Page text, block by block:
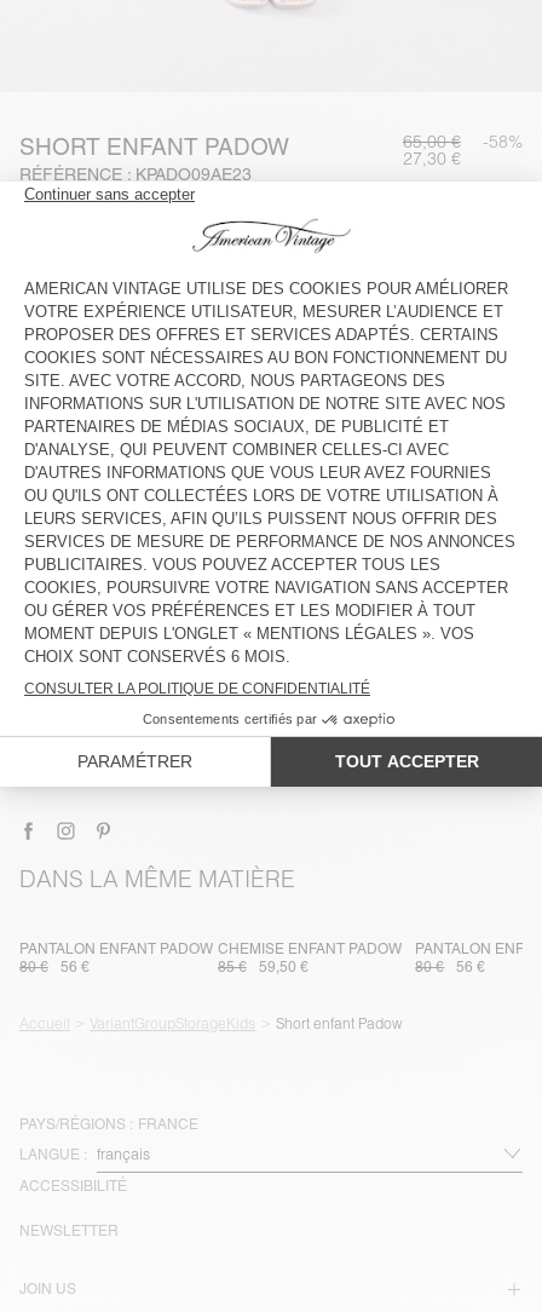
SHORT ENFANT PADOW
RÉFÉRENCE : KPADO09AE23
65,00 € -58%
27,30 €
3 5 7 9 11 13
GUIDE DES TAILLES
Livraison estiméeentre le mercredi 12 août et le vendredi 14
août
AJOUTER AU PANIER
DESCRIPTION
TAILLE ET COUPE
COMPOSITION
ENTRETIEN
TRAÇABILITÉ
DANS LA MÊME MATIÈRE
PANTALON ENFANT PADOW
80 €
56 €
CHEMISE ENFANT PADOW
85 €
59,50 €
PANTALON
80 €
56 €
Accueil VariantGroupStorageKids Short enfant Padow
PAYS/RÉGIONS : FRANCE
LANGUE :
ACCESSIBILITÉ
JOIN US
NEWSLETTER